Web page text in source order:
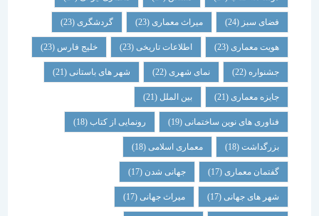
فضای سبز(24) میراث معماری (23) گردشگری (23)
هویت معماری (23) اطلاعات تاریخی(23) خلیج فارس(23)
جشنواره(22) نمای شهری(22) شهر های باستانی (21)
جایزه معماری (21) بین الملل(21)
فناوری های نوین ساختمانی(19) رونمایی از کتاب (18)
بزرگداشت (18) معماری اسلامی(18)
گفتمان معماری (17) جهانی شدن(17)
شهر های جهانی(17) میراث جهانی(17)